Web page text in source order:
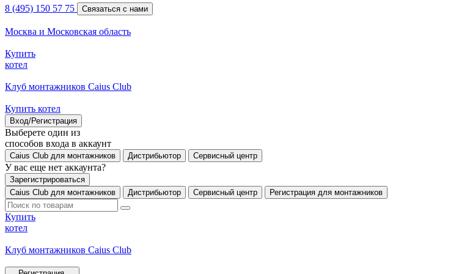
8 (495) 150 57 75 Связаться с нами
Москва и Московская область
Купить
котел
Клуб монтажников Caius Club
Купить котел
Вход/Регистрация
Выберете один из
способов входа в аккаунт
Caius Club для монтажников Дистрибьютор Сервисный центр
У вас еще нет аккаунта?
Зарегистрироваться
Caius Club для монтажников
Дистрибьютор Сервисный центр Регистрация для монтажников
Купить
котел
Клуб монтажников Caius Club